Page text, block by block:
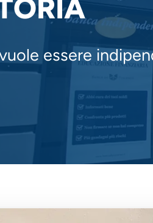
essere